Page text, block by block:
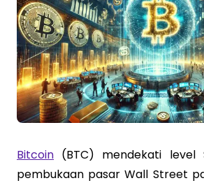
Bitcoin (BTC) mendekati level
pembukaan pasar Wall Street